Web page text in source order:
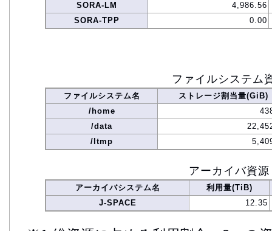
SORA-LM
4,986.56
SORA-TPP
0.00
ファイルシステム
ファイルシステム名
ストレージ割当量(GiB)
/home
/data
/ltmp
アーカイバ資源
アーカイバシステム名
利用量(TiB)
J-SPACE
12.35